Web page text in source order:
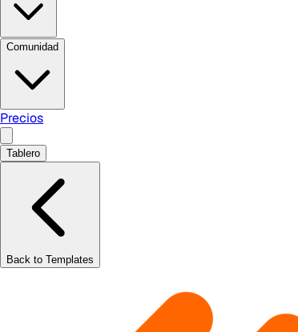
Comunidad
Precios
Tablero
Back to Templates